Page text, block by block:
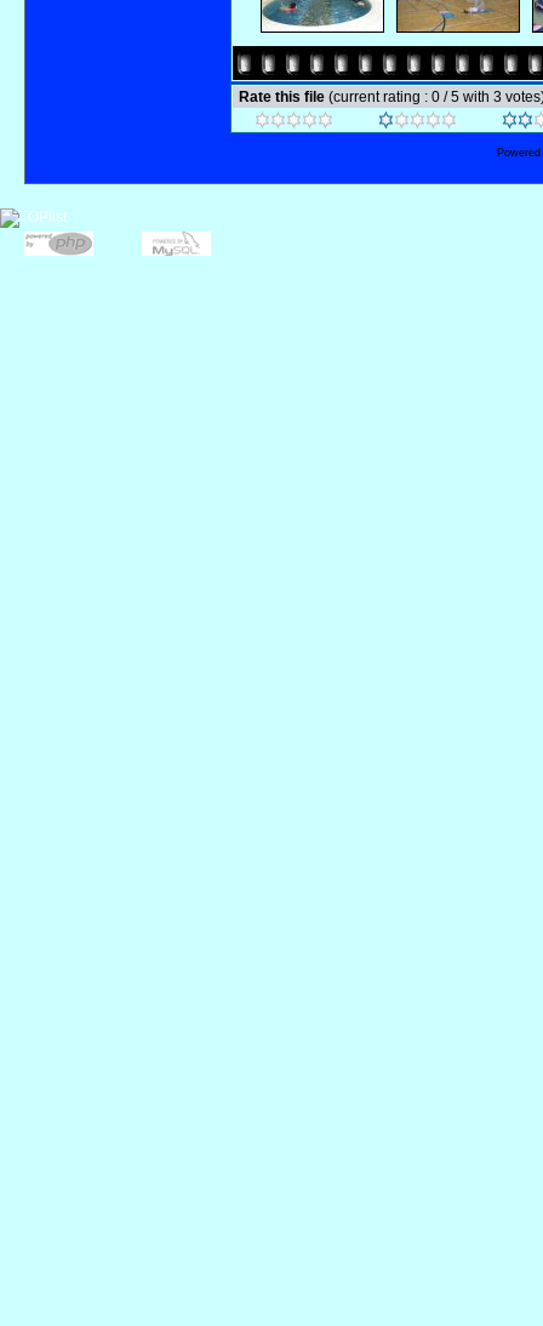
Rate this file (current rating : 0 / 5 with 3